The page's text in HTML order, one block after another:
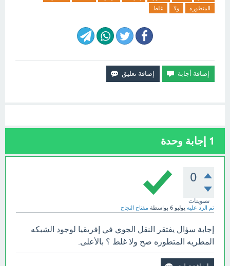
المتطوره ولا غلط
1 إجابة وحدة
0
تصويتات
تم الرد عليه يوليو 6 بواسطة مفتاح النجاح
إجابة سؤال يفتقر النقل الجوي في إفريقيا لوجود الشبكه
المطريه المتطوره صح ولا غلط ؟ بالأعلى.